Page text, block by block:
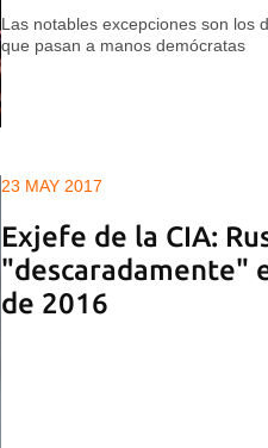
Las notables excepciones son los
que pasan a manos demócratas
23 MAY 2017
Exjefe de la CIA:
"descaradamente"
de 2016